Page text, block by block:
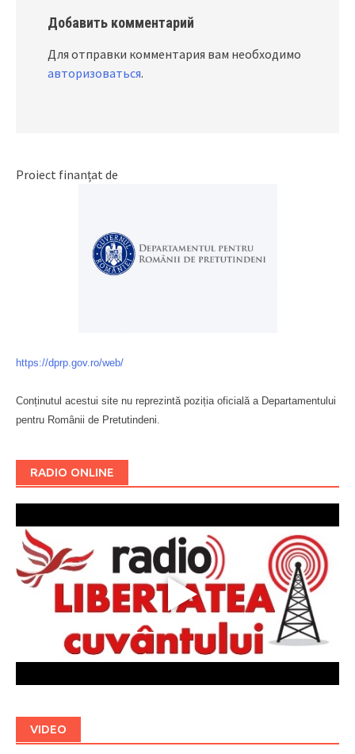
Добавить комментарий
Для отправки комментария вам необходимо
авторизоваться.
Proiect finanțat de
https://dprp.gov.ro/web/
Conținutul acestui site nu reprezintă poziția oficială a Departamentului
pentru Românii de Pretutindeni.
RADIO ONLINE
VIDEO